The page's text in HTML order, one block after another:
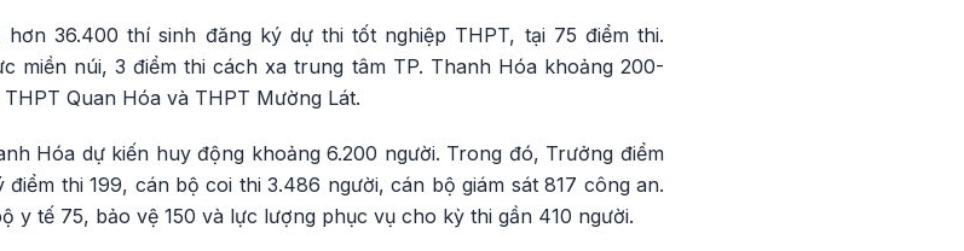
36.400 thí sinh đăng ký dự thi tốt nghiệp THPT, tại 75 điểm thi.
miền núi, 3 điểm thi cách xa trung tâm TP. Thanh Hóa khoảng 200-
Quan Hóa và THPT Mường Lát.
Hóa dự kiến huy động khoảng 6.200 người. Trong đó, Trưởng điểm
thi 199, cán bộ coi thi 3.486 người, cán bộ giám sát 817 công an.
y tế 75, bảo vệ 150 và lực lượng phục vụ cho kỳ thi gần 410 người.